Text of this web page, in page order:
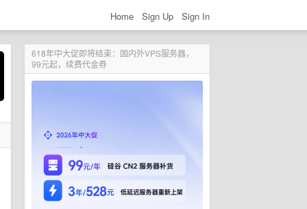
Home Sign Up Sign In
618年中大促即将结束：国内外VPS服务器，
99元起，续费代金券